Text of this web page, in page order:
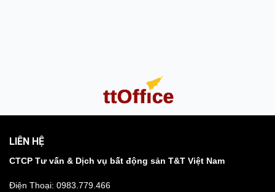
LIÊN HỆ
CTCP Tư vấn & Dịch vụ bất động sản T&T Việt Nam
Điện Thoại: 0983.779.466